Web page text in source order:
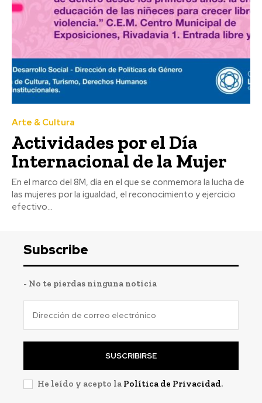
Arte & Cultura
Actividades por el Día
Internacional de la Mujer
En el marco del 8M, día en el que se conmemora la lucha de
las mujeres por la igualdad, el reconocimiento y ejercicio
efectivo...
Subscribe
- No te pierdas ninguna noticia
SUSCRIBIRSE
He leído y acepto la Política de Privacidad.